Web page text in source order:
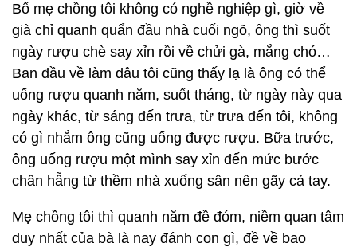
Bố mẹ chồng tôi không có nghề nghiệp gì, giờ về
già chỉ quanh quẩn đầu nhà cuối ngõ, ông thì suốt
ngày rượu chè say xỉn rồi về chửi gà, mắng chó…
Ban đầu về làm dâu tôi cũng thấy lạ là ông có thể
uống rượu quanh năm, suốt tháng, từ ngày này qua
ngày khác, từ sáng đến trưa, từ trưa đến tôi, không
có gì nhắm ông cũng uống được rượu. Bữa trước,
ông uống rượu một mình say xỉn đến mức bước
chân hẫng từ thềm nhà xuống sân nên gãy cả tay.
Mẹ chồng tôi thì quanh năm đề đóm, niềm quan tâm
duy nhất của bà là nay đánh con gì, đề về bao